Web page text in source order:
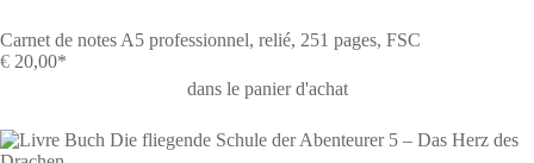
Carnet de notes A5 professionnel, relié, 251 pages, FSC
€ 20,00*
dans le panier d'achat